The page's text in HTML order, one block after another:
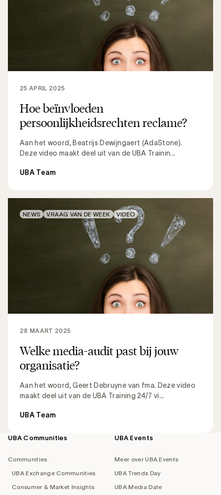
Hoe beïnvloeden
persoonlijkheidsrechten reclame?
Aan het woord, Beatrijs Dewijngaert (AdaStone).
Deze video maakt deel uit van de UBA Trainin...
25 APRIL 2025
UBA Team
Welke media-audit past bij jouw
organisatie?
Aan het woord, Geert Debruyne van fma. Deze video
maakt deel uit van de UBA Training 24/7 vi...
28 MAART 2025
UBA Team
NEWS VRAAG VAN DE WEEK VIDEO
Footer
UBA Communities
Communities
UBA Exchange Communities
Consumer & Market Insights
UBA Events
Meer over UBA Events
UBA Trends Day
UBA Media Date